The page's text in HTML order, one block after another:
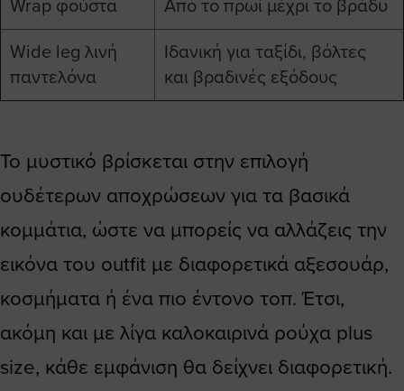
Wrap φούστα Από το πρωί μέχρι το βράδυ
Wide leg λινή
παντελόνα
Ιδανική για ταξίδι, βόλτες
και βραδινές εξόδους
Το μυστικό βρίσκεται στην επιλογή
ουδέτερων αποχρώσεων για τα βασικά
κομμάτια, ώστε να μπορείς να αλλάζεις την
εικόνα του outfit με διαφορετικά αξεσουάρ,
κοσμήματα ή ένα πιο έντονο τοπ. Έτσι,
ακόμη και με λίγα καλοκαιρινά ρούχα plus
size, κάθε εμφάνιση θα δείχνει διαφορετική.